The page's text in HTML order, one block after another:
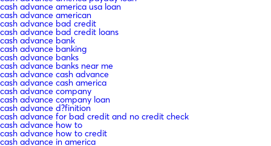
cash advance america usa loan
cash advance american
cash advance bad credit
cash advance bad credit loans
cash advance bank
cash advance banking
cash advance banks
cash advance banks near me
cash advance cash advance
cash advance cash america
cash advance company
cash advance company loan
cash advance d?finition
cash advance for bad credit and no credit check
cash advance how to
cash advance how to credit
cash advance in america